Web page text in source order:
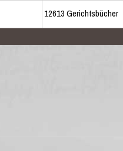
12613 Gerichtsbücher